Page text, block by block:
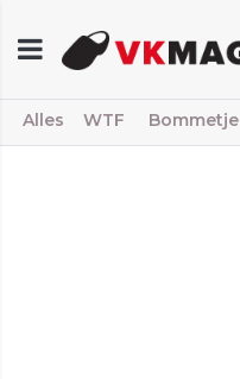
Alles WTF Bommetje